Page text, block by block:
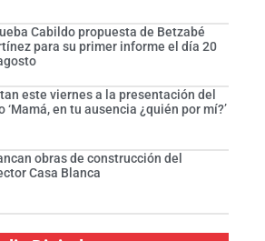
Cabildo propuesta de Betzabé
para su primer informe el día 20
este viernes a la presentación del
‘Mamá, en tu ausencia ¿quién por mí?’
obras de construcción del
Casa Blanca